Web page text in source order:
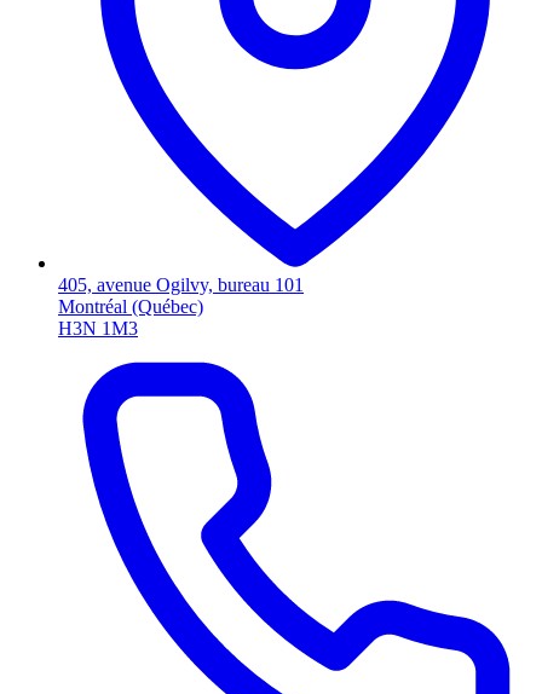
405, avenue Ogilvy, bureau 101
Montréal (Québec)
H3N 1M3